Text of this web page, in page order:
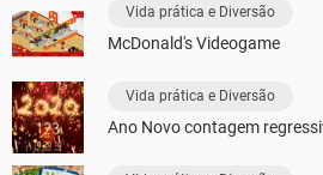
Vida prática e Diversão
McDonald's Videogame
Vida prática e Diversão
Ano Novo contagem